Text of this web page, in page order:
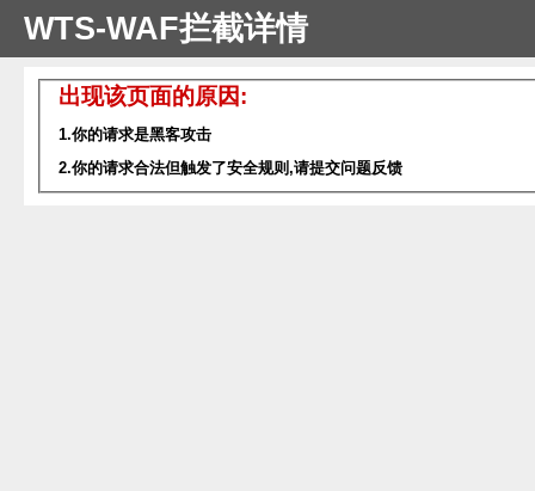
WTS-WAF拦截详情
出现该页面的原因:
1.你的请求是黑客攻击
2.你的请求合法但触发了安全规则,请提交问题反馈